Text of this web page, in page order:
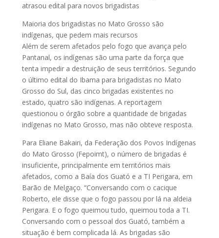
atrasou edital para novos brigadistas
Maioria dos brigadistas no Mato Grosso são
indígenas, que pedem mais recursos
Além de serem afetados pelo fogo que avança pelo
Pantanal, os indígenas são uma parte da força que
tenta impedir a destruição de seus territórios. Segundo
o último edital do Ibama para brigadistas no Mato
Grosso do Sul, das cinco brigadas existentes no
estado, quatro são indígenas. A reportagem
questionou o órgão sobre a quantidade de brigadas
indígenas no Mato Grosso, mas não obteve resposta.
Para Eliane Bakairi, da Federação dos Povos Indígenas
do Mato Grosso (Fepoimt), o número de brigadas é
insuficiente, principalmente em territórios mais
afetados, como a Baía dos Guató e a TI Perigara, em
Barão de Melgaço. “Conversando com o cacique
Roberto, ele disse que o fogo passou por lá na aldeia
Perigara. E o fogo queimou tudo, queimou toda a TI.
Conversando com o pessoal dos Guató, também a
situação é bem complicada lá. As brigadas são